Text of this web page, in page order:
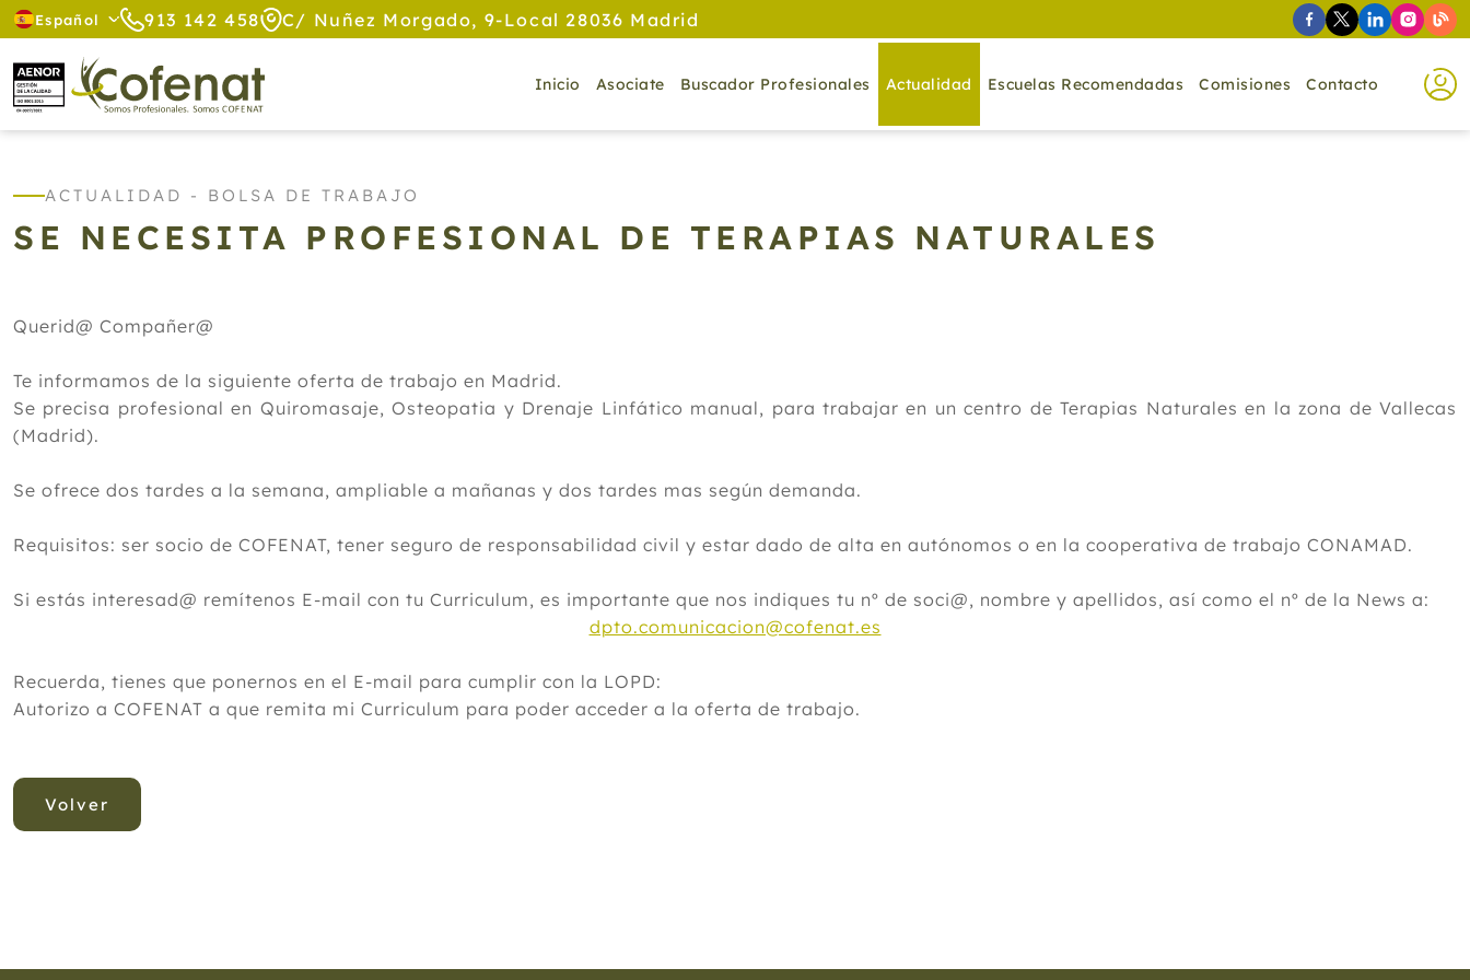
Español 913 142 458 C/ Nuñez Morgado, 9-Local 28036 Madrid
Inicio Asociate Buscador Profesionales Actualidad Escuelas Recomendadas Comisiones Contacto
ACTUALIDAD - BOLSA DE TRABAJO
SE NECESITA PROFESIONAL DE TERAPIAS NATURALES
Querid@ Compañer@
Te informamos de la siguiente oferta de trabajo en Madrid.
Se precisa profesional en Quiromasaje, Osteopatia y Drenaje Linfático manual, para trabajar en un centro de Terapias Naturales en la zona de Vallecas
(Madrid).
Se ofrece dos tardes a la semana, ampliable a mañanas y dos tardes mas según demanda.
Requisitos: ser socio de COFENAT, tener seguro de responsabilidad civil y estar dado de alta en autónomos o en la cooperativa de trabajo CONAMAD.
Si estás interesad@ remítenos E-mail con tu Curriculum, es importante que nos indiques tu nº de soci@, nombre y apellidos, así como el nº de la News a:
dpto.comunicacion@cofenat.es
Recuerda, tienes que ponernos en el E-mail para cumplir con la LOPD:
Autorizo a COFENAT a que remita mi Curriculum para poder acceder a la oferta de trabajo.
Volver